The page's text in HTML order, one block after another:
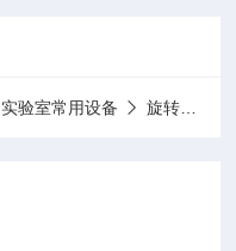
实验室常用设备 旋转蒸发仪